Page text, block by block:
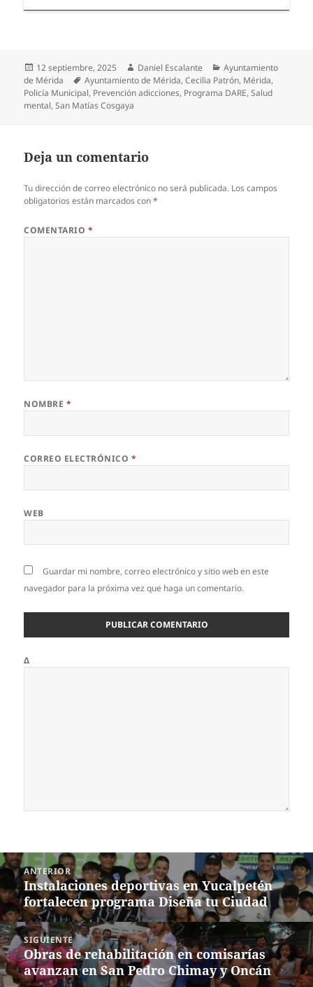
Publicado
el
12 septiembre, 2025 Autor
Daniel Escalante Categorías
Ayuntamiento
de Mérida
Etiquetas
Ayuntamiento de Mérida,Cecilia Patrón, Mérida,
Policía Municipal, Prevención adicciones, Programa DARE,Salud
mental,San Matías Cosgaya
Deja un comentario
Tu dirección de correo electrónico no será publicada. Los campos
obligatorios están marcados con*
COMENTARIO *
NOMBRE *
CORREO ELECTRÓNICO *
WEB
Guardar mi nombre, correo electrónico y sitio web en este
navegador para la próxima vez que haga un comentario.
Δ
Navegación
entradas
ANTERIOR
Entrada
anterior:
Instalaciones deportivas en Yucalpetén
fortalecen programa Diseña tu Ciudad
SIGUIENTE
Siguiente
entrada:
Obras de rehabilitación en comisarías
avanzan en San Pedro Chimay y Oncán